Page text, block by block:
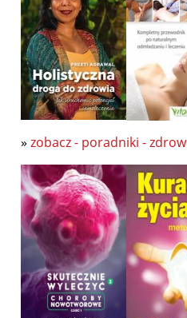
» zobacz - poradniki -